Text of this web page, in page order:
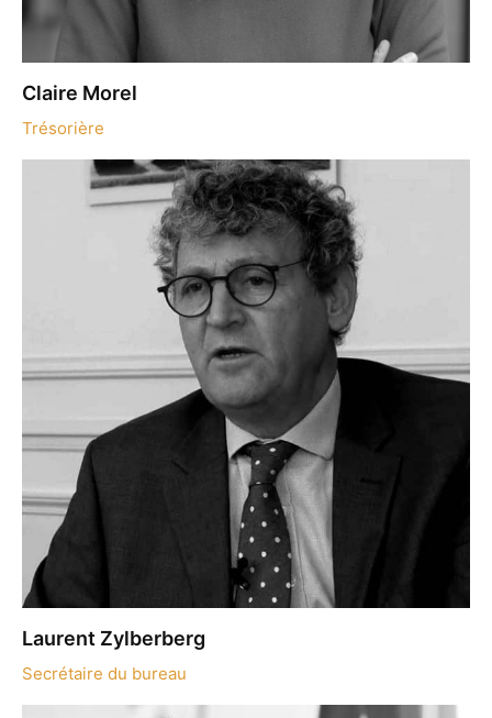
Claire Morel
Trésorière
Laurent Zylberberg
Secrétaire du bureau